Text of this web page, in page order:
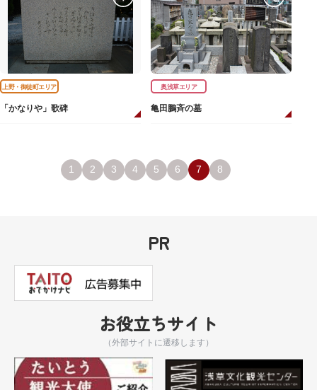
上野・御徒町エリア
「かなりや」歌碑
奥浅草エリア
亀田鵬斉の墓
1 2 3 4 5 6 7 8
PR
お役立ちサイト
（外部サイトに遷移します）